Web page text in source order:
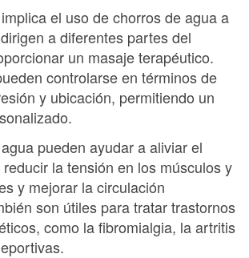
el uso de chorros de agua a
a diferentes partes del
un masaje terapéutico.
controlarse en términos de
y ubicación, permitiendo un
pueden ayudar a aliviar el
la tensión en los músculos y
y mejorar la circulación
son útiles para tratar trastornos
como la fibromialgia, la artritis